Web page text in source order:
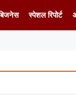
स्पेशल रिपोर्ट